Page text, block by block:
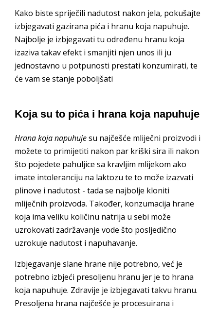
Kako biste spriječili nadutost nakon jela, pokušajte
izbjegavati gazirana pića i hranu koja napuhuje.
Najbolje je izbjegavati tu određenu hranu koja
izaziva takav efekt i smanjiti njen unos ili ju
jednostavno u potpunosti prestati konzumirati, te
će vam se stanje poboljšati
Koja su to pića i hrana koja napuhuje
Hrana koja napuhujesu najčešće mliječni proizvodi i
možete to primijetiti nakon par kriški sira ili nakon
što pojedete pahuljice sa kravljim mlijekom ako
imate intoleranciju na laktozu te to može izazvati
plinove i nadutost - tada se najbolje kloniti
mliječnih proizvoda. Također, konzumacija hrane
koja ima veliku količinu natrija u sebi može
uzrokovati zadržavanje vode što posljedično
uzrokuje nadutost i napuhavanje.
Izbjegavanje slane hrane nije potrebno, već je
potrebno izbjeći presoljenu hranu jer je to hrana
koja napuhuje. Zdravije je izbjegavati takvu hranu.
Presoljena hrana najčešće je procesuirana i